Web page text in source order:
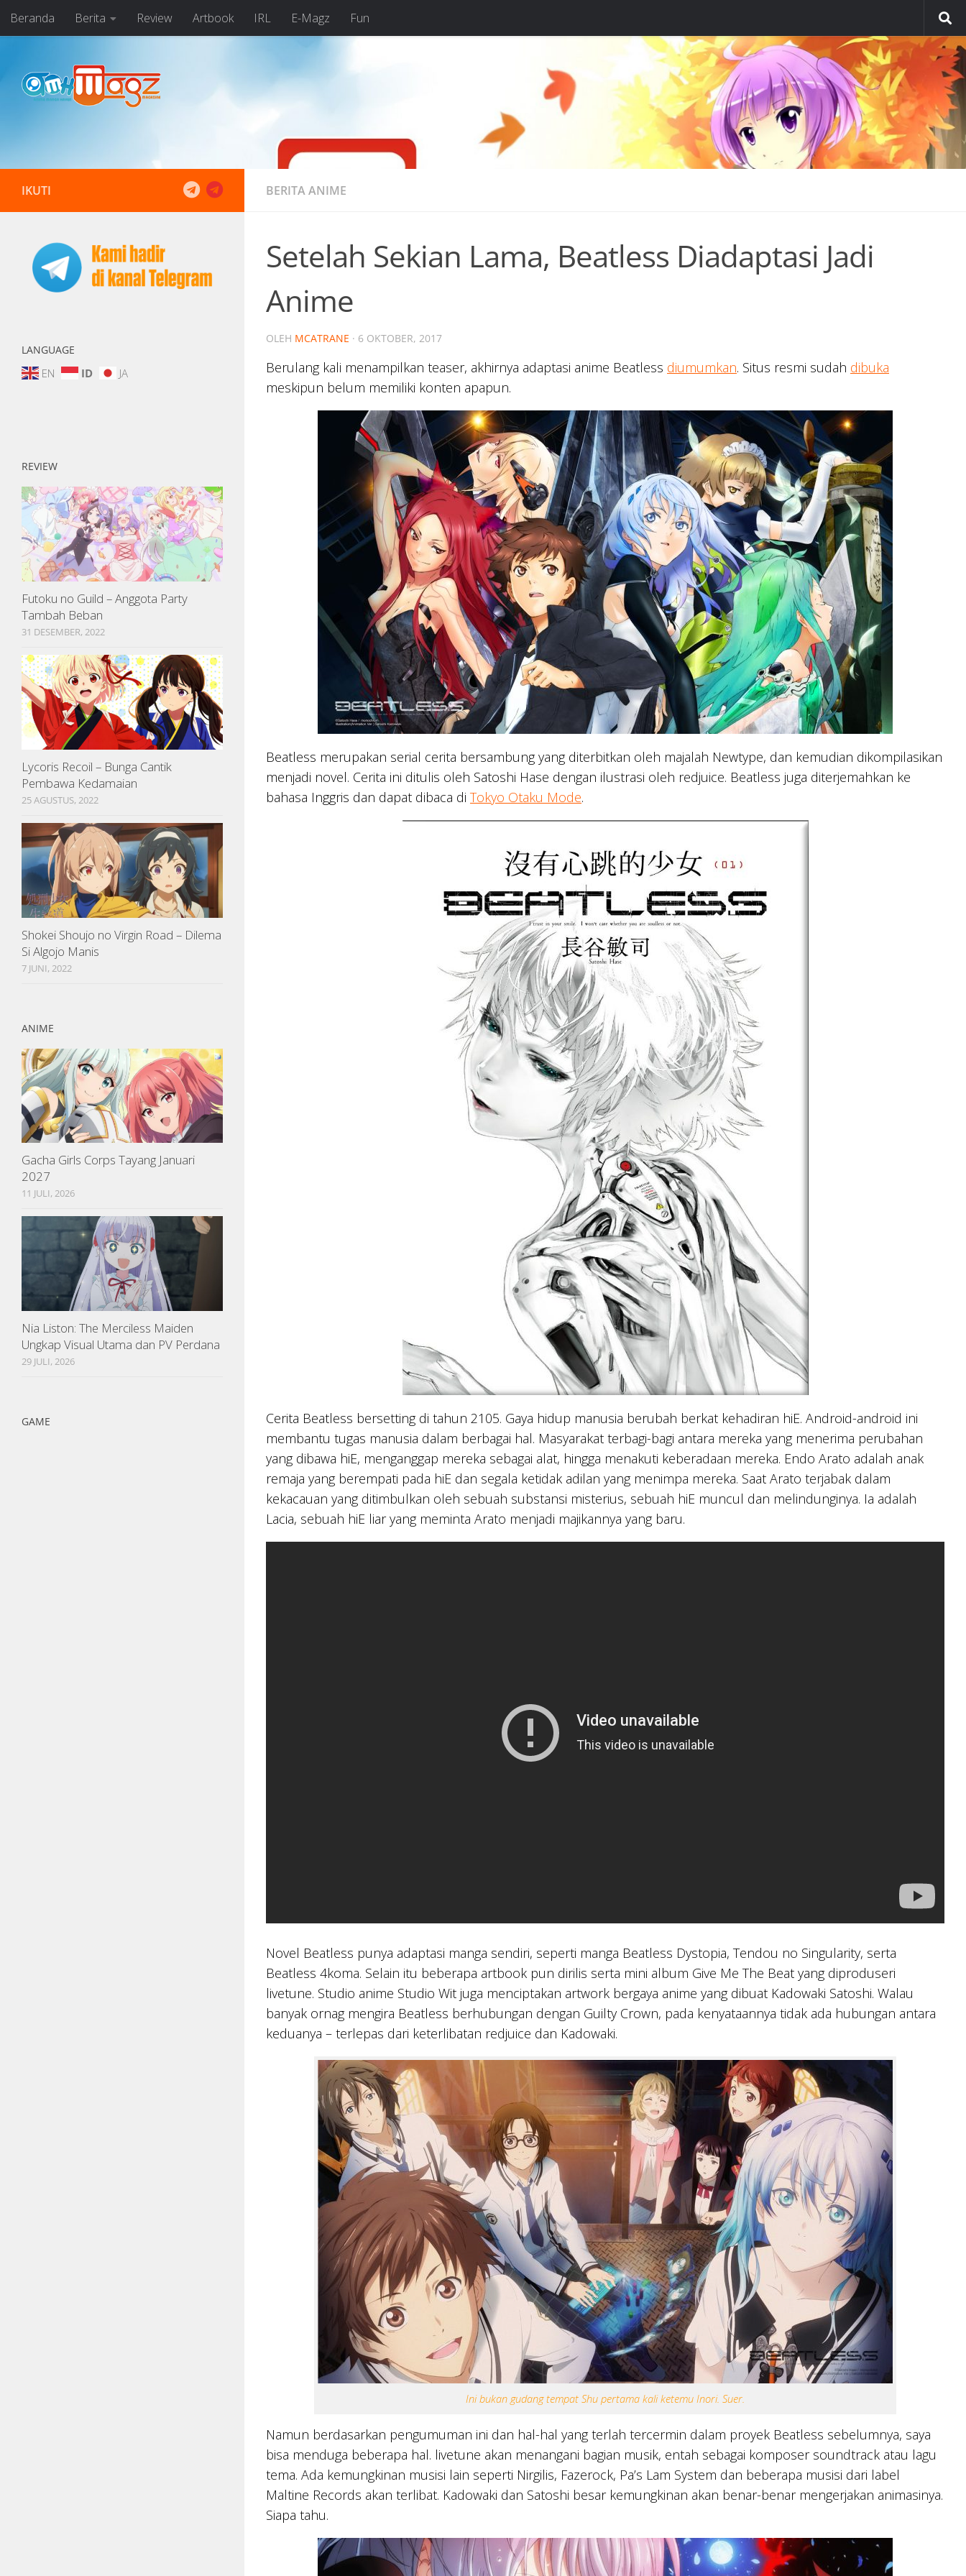
Skip to content
Beranda Berita Review Artbook IRL E-Magz Fun
BERITA ANIME
Setelah Sekian Lama, Beatless Diadaptasi Jadi
Anime
OLEH MCATRANE · 6 OKTOBER, 2017
Berulang kali menampilkan teaser, akhirnya adaptasi anime Beatless diumumkan. Situs resmi sudah dibuka
meskipun belum memiliki konten apapun.
Beatless merupakan serial cerita bersambung yang diterbitkan oleh majalah Newtype, dan kemudian dikompilasikan
menjadi novel. Cerita ini ditulis oleh Satoshi Hase dengan ilustrasi oleh redjuice. Beatless juga diterjemahkan ke
bahasa Inggris dan dapat dibaca di Tokyo Otaku Mode.
Cerita Beatless bersetting di tahun 2105. Gaya hidup manusia berubah berkat kehadiran hiE. Android-android ini
membantu tugas manusia dalam berbagai hal. Masyarakat terbagi-bagi antara mereka yang menerima perubahan
yang dibawa hiE, menganggap mereka sebagai alat, hingga menakuti keberadaan mereka. Endo Arato adalah anak
remaja yang berempati pada hiE dan segala ketidak adilan yang menimpa mereka. Saat Arato terjabak dalam
kekacauan yang ditimbulkan oleh sebuah substansi misterius, sebuah hiE muncul dan melindunginya. Ia adalah
Lacia, sebuah hiE liar yang meminta Arato menjadi majikannya yang baru.
Novel Beatless punya adaptasi manga sendiri, seperti manga Beatless Dystopia, Tendou no Singularity, serta
Beatless 4koma. Selain itu beberapa artbook pun dirilis serta mini album Give Me The Beat yang diproduseri
livetune. Studio anime Studio Wit juga menciptakan artwork bergaya anime yang dibuat Kadowaki Satoshi. Walau
banyak ornag mengira Beatless berhubungan dengan Guilty Crown, pada kenyataannya tidak ada hubungan antara
keduanya – terlepas dari keterlibatan redjuice dan Kadowaki.
Ini bukan gudang tempat Shu pertama kali ketemu Inori. Suer.
Namun berdasarkan pengumuman ini dan hal-hal yang terlah tercermin dalam proyek Beatless sebelumnya, saya
bisa menduga beberapa hal. livetune akan menangani bagian musik, entah sebagai komposer soundtrack atau lagu
tema. Ada kemungkinan musisi lain seperti Nirgilis, Fazerock, Pa’s Lam System dan beberapa musisi dari label
Maltine Records akan terlibat. Kadowaki dan Satoshi besar kemungkinan akan benar-benar mengerjakan animasinya.
Siapa tahu.
IKUTI
LANGUAGE
EN ID JA
REVIEW
Futoku no Guild – Anggota Party
Tambah Beban
31 DESEMBER, 2022
Lycoris Recoil – Bunga Cantik
Pembawa Kedamaian
25 AGUSTUS, 2022
Shokei Shoujo no Virgin Road – Dilema
Si Algojo Manis
7 JUNI, 2022
ANIME
Gacha Girls Corps Tayang Januari
2027
11 JULI, 2026
Nia Liston: The Merciless Maiden
Ungkap Visual Utama dan PV Perdana
29 JULI, 2026
GAME